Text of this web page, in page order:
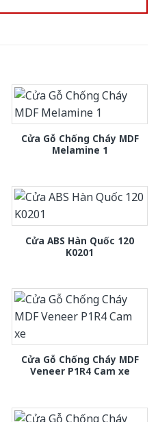
Cửa Gỗ Chống Cháy MDF
Melamine 1
Cửa ABS Hàn Quốc 120
K0201
Cửa Gỗ Chống Cháy MDF
Veneer P1R4 Cam xe